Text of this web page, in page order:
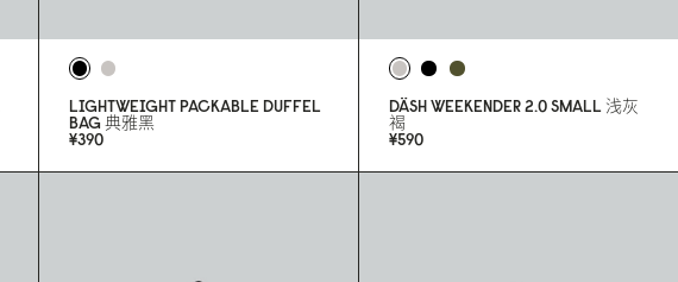
LIGHTWEIGHT PACKABLE DUFFEL
BAG典雅黑
¥390
DÄSH WEEKENDER 2.0SMALL 浅灰
褐
¥590